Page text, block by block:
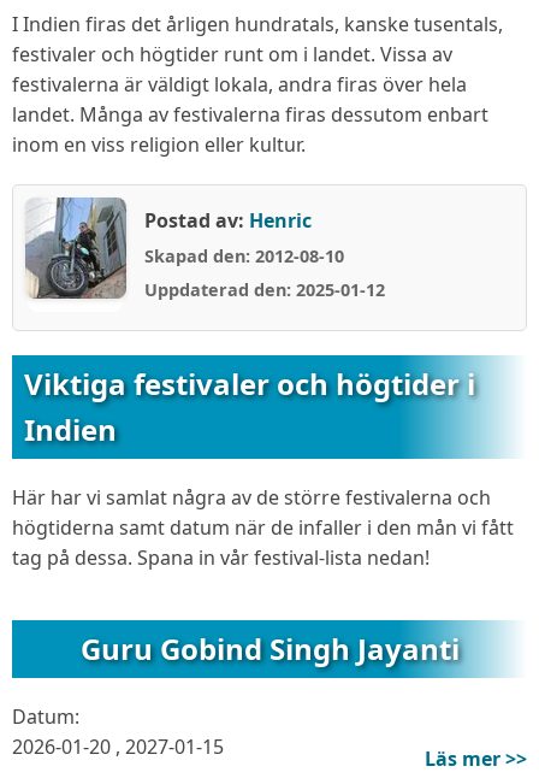
I Indien firas det årligen hundratals, kanske tusentals,
festivaler och högtider runt om i landet. Vissa av
festivalerna är väldigt lokala, andra firas över hela
landet. Många av festivalerna firas dessutom enbart
inom en viss religion eller kultur.
Postad av: Henric
Skapad den: 2012-08-10
Uppdaterad den: 2025-01-12
Viktiga festivaler och högtider i
Indien
Här har vi samlat några av de större festivalerna och
högtiderna samt datum när de infaller i den mån vi fått
tag på dessa. Spana in vår festival-lista nedan!
Guru Gobind Singh Jayanti
Datum:
2026-01-20 , 2027-01-15 Läs mer >>